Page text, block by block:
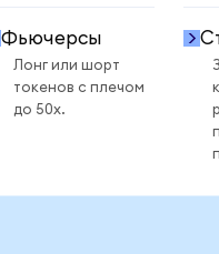
Фьючерсы
Лонг или шорт
токенов с плечом
до 50x.